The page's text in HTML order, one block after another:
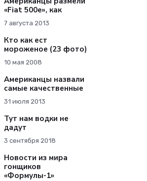
«Fiat 500e», как
7 августа 2013
Кто как ест
мороженое (23 фото)
10 мая 2008
Американцы назвали
самые качественные
31 июля 2013
Тут нам водки не
дадут
3 сентября 2018
Новости из мира
гонщиков
«Формулы-1»